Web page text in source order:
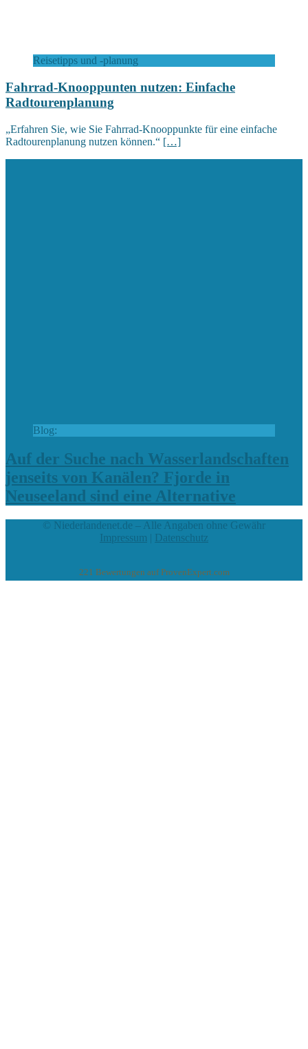
Reisetipps und -planung
Fahrrad-Knooppunten nutzen: Einfache
Radtourenplanung
„Erfahren Sie, wie Sie Fahrrad-Knooppunkte für eine einfache
Radtourenplanung nutzen können.“ […]
Blog:
Auf der Suche nach Wasserlandschaften
jenseits von Kanälen? Fjorde in
Neuseeland sind eine Alternative
© Niederlandenet.de – Alle Angaben ohne Gewähr
Impressum | Datenschutz
221 Bewertungen auf ProvenExpert.com